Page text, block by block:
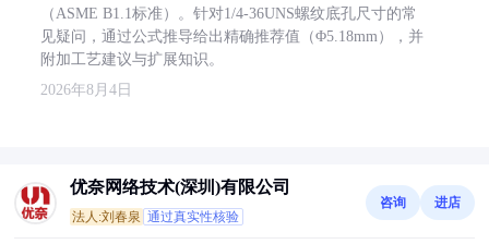
（ASME B1.1标准）。针对1/4-36UNS螺纹底孔尺寸的常
见疑问，通过公式推导给出精确推荐值（Φ5.18mm），并
附加工艺建议与扩展知识。
2026年8月4日
优奈网络技术(深圳)有限公司
法人:刘春泉 通过真实性核验
咨询 进店